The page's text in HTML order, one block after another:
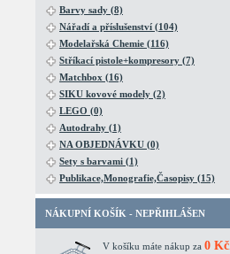
Barvy sady (8)
Nářadí a příslušenství (104)
Modelařská Chemie (116)
Stříkací pistole+kompresory (7)
Matchbox (16)
SIKU kovové modely (2)
LEGO (0)
Autodrahy (1)
NA OBJEDNÁVKU (0)
Sety s barvami (1)
Publikace,Monografie,Časopisy (15)
NÁKUPNÍ KOŠÍK - NEPŘIHLÁŠEN
V košíku máte nákup za 0 Kč